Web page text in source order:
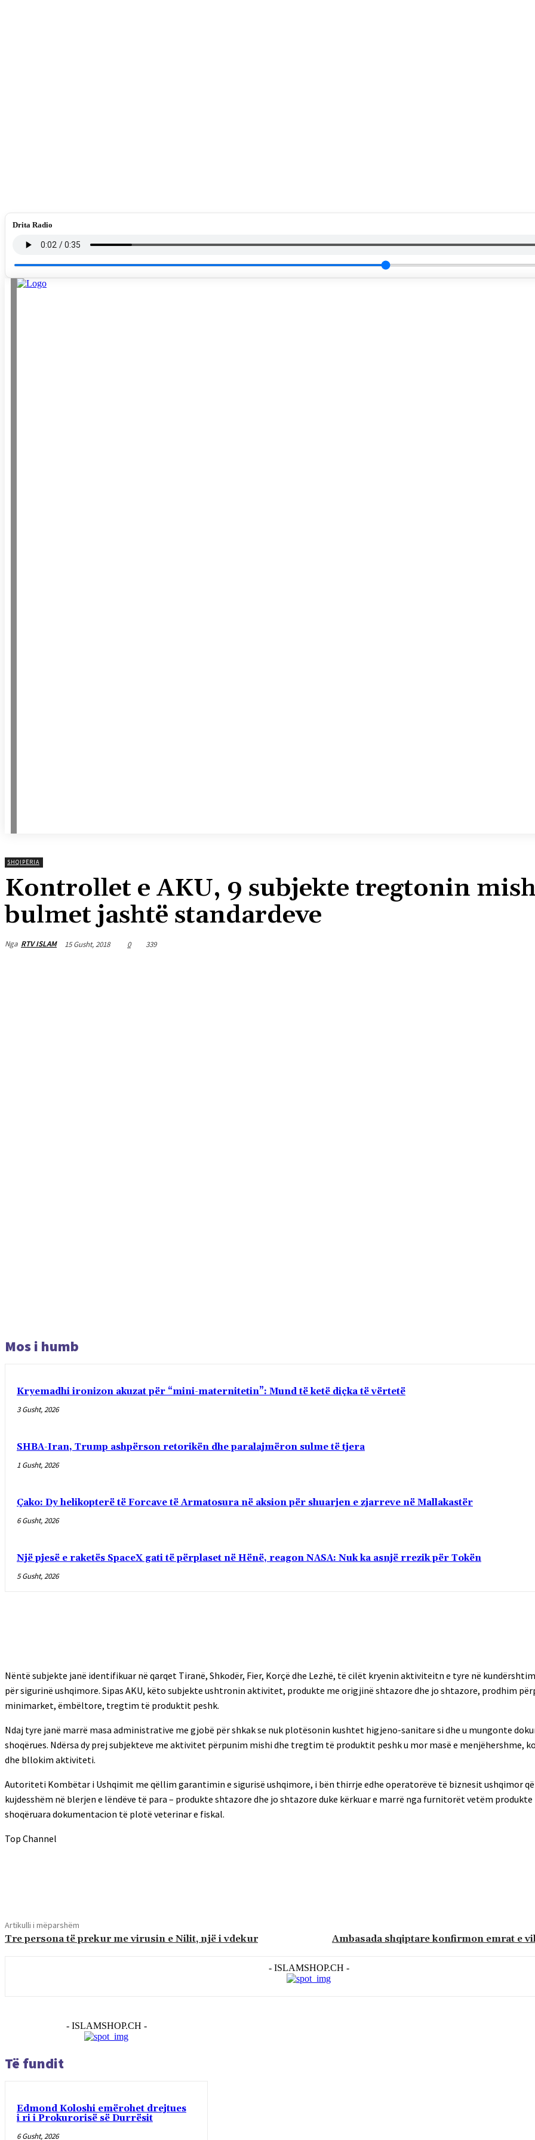
Drita Radio
SHQIPËRIA
Kontrollet e AKU, 9 subjekte tregtonin
bulmet jashtë standardeve
Nga RTV ISLAM 15 Gusht, 2018 0 339
Mos i humb
Kryemadhi ironizon akuzat për “mini-maternitetin”: Mund të ketë diçka të vërtetë
3 Gusht, 2026
SHBA-Iran, Trump ashpërson retorikën dhe paralajmëron sulme të tjera
1 Gusht, 2026
Çako: Dy helikopterë të Forcave të Armatosura në aksion për shuarjen e zjarreve në Mallakastër
6 Gusht, 2026
Një pjesë e raketës SpaceX gati të përplaset në Hënë, reagon NASA: Nuk ka asnjë rrezik për Tokën
5 Gusht, 2026
Nëntë subjekte janë identifikuar në qarqet Tiranë, Shkodër, Fier, Korçë dhe Lezhë, të cilët kryenin aktiviteitn e tyre në
për sigurinë ushqimore. Sipas AKU, këto subjekte ushtronin aktivitet, produkte me origjinë shtazore dhe jo shtazore, prodhim
minimarket, ëmbëltore, tregtim të produktit peshk.
Ndaj tyre janë marrë masa administrative me gjobë për shkak se nuk plotësonin kushtet higjeno-sanitare si dhe u mungonte
shoqërues. Ndërsa dy prej subjekteve me aktivitet përpunim mishi dhe tregtim të produktit peshk u mor masë e menjëhershme,
dhe bllokim aktiviteti.
Autoriteti Kombëtar i Ushqimit me qëllim garantimin e sigurisë ushqimore, i bën thirrje edhe operatorëve të biznesit ushqimor
kujdesshëm në blerjen e lëndëve të para – produkte shtazore dhe jo shtazore duke kërkuar e marrë nga furnitorët vetëm
shoqëruara dokumentacion të plotë veterinar e fiskal.
Top Channel
Artikulli i mëparshëm
Tre persona të prekur me virusin e Nilit, një i vdekur Ambasada shqiptare konfirmon emrat e
- ISLAMSHOP.CH -
- ISLAMSHOP.CH -
Të fundit
Edmond Koloshi emërohet drejtues
i ri i Prokurorisë së Durrësit
6 Gusht, 2026